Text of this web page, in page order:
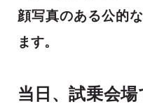
顔写真のある公的
ます。
当日、試乗会